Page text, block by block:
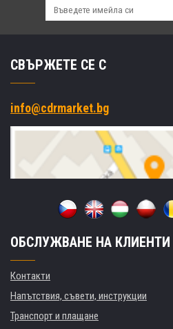
СВЪРЖЕТЕ СЕ С
info@cdrmarket.bg
ОБСЛУЖВАНЕ НА КЛИЕНТИ
Контакти
Напътствия, съвети, инструкции
Транспорт и плащане